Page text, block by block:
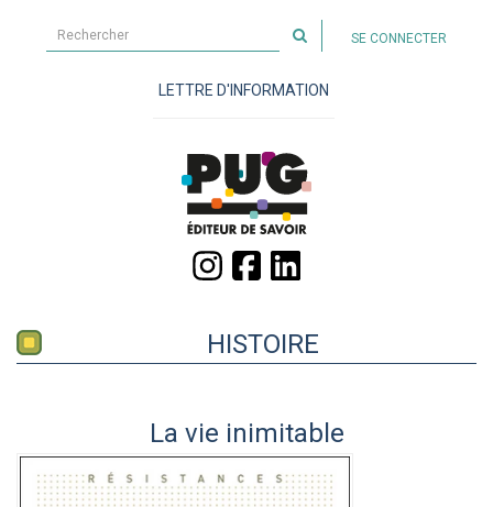
sur
site
SE CONNECTER
LETTRE D'INFORMATION
HISTOIRE
La vie inimitable